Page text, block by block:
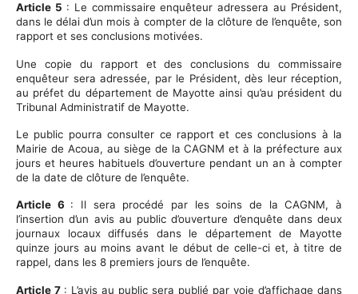
Article 5 : Le commissaire enquêteur adressera au Président,
dans le délai d’un mois à compter de la clôture de l’enquête, son
rapport et ses conclusions motivées.
Une copie du rapport et des conclusions du commissaire
enquêteur sera adressée, par le Président, dès leur réception,
au préfet du département de Mayotte ainsi qu’au président du
Tribunal Administratif de Mayotte.
Le public pourra consulter ce rapport et ces conclusions à la
Mairie de Acoua, au siège de la CAGNM et à la préfecture aux
jours et heures habituels d’ouverture pendant un an à compter
de la date de clôture de l’enquête.
Article 6 : Il sera procédé par les soins de la CAGNM, à
l’insertion d’un avis au public d’ouverture d’enquête dans deux
journaux locaux diffusés dans le département de Mayotte
quinze jours au moins avant le début de celle-ci et, à titre de
rappel, dans les 8 premiers jours de l’enquête.
Article 7 : L’avis au public sera publié par voie d’affichage dans